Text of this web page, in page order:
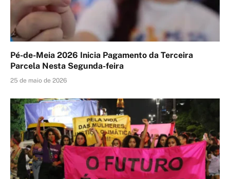
Pé-de-Meia 2026 Inicia Pagamento da Terceira
Parcela Nesta Segunda-feira
25 de maio de 2026